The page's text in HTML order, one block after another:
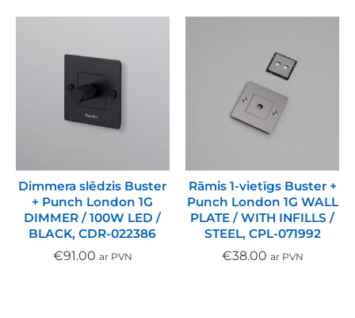
Dimmera slēdzis Buster
+ Punch London 1G
DIMMER / 100W LED /
BLACK, CDR-022386
€91.00 ar PVN
Rāmis 1-vietīgs Buster +
Punch London 1G WALL
PLATE / WITH INFILLS /
STEEL, CPL-071992
€38.00 ar PVN